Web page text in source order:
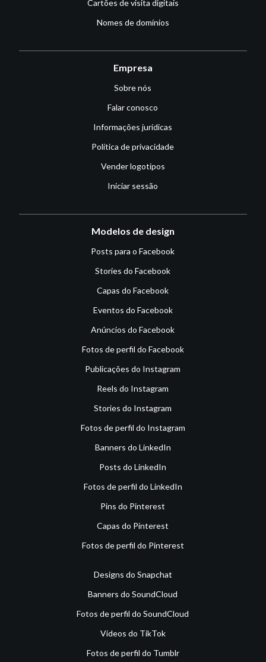
Cartões de visita digitais
Nomes de domínios
Empresa
Sobre nós
Falar conosco
Informações jurídicas
Política de privacidade
Vender logotipos
Iniciar sessão
Modelos de design
Posts para o Facebook
Stories do Facebook
Capas do Facebook
Eventos do Facebook
Anúncios do Facebook
Fotos de perfil do Facebook
Publicações do Instagram
Reels do Instagram
Stories do Instagram
Fotos de perfil do Instagram
Banners do LinkedIn
Posts do LinkedIn
Fotos de perfil do LinkedIn
Pins do Pinterest
Capas do Pinterest
Fotos de perfil do Pinterest
Designs do Snapchat
Banners do SoundCloud
Fotos de perfil do SoundCloud
Vídeos do TikTok
Fotos de perfil do Tumblr